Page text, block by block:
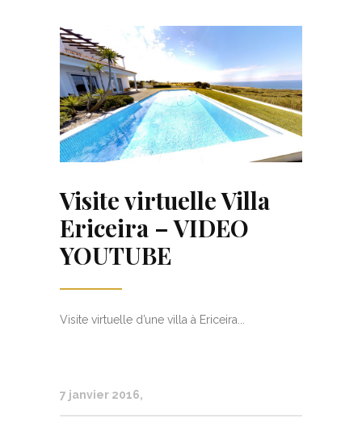
Visite virtuelle Villa
Ericeira – VIDEO
YOUTUBE
Visite virtuelle d’une villa à Ericeira...
7 janvier 2016